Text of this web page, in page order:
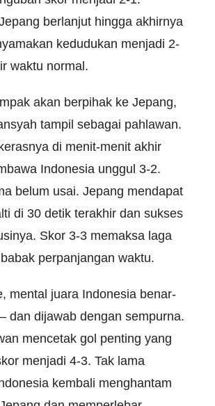
berlanjut hingga akhirnya
kedudukan menjadi 2-
waktu normal.
akan berpihak ke Jepang,
tampil sebagai pahlawan.
di menit-menit akhir
Indonesia unggul 3-2.
belum usai. Jepang mendapat
di 30 detik terakhir dan sukses
Skor 3-3 memaksa laga
perpanjangan waktu.
mental juara Indonesia benar-
dan dijawab dengan sempurna.
mencetak gol penting yang
menjadi 4-3. Tak lama
kembali menghantam